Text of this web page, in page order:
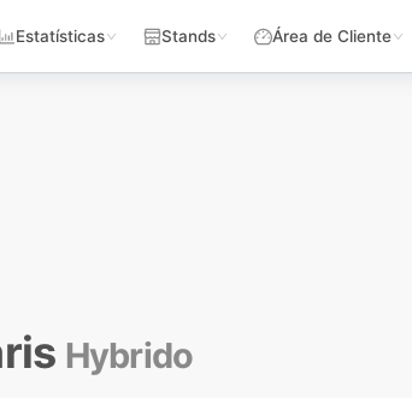
Estatísticas Stands Área de Cliente
Hybrido